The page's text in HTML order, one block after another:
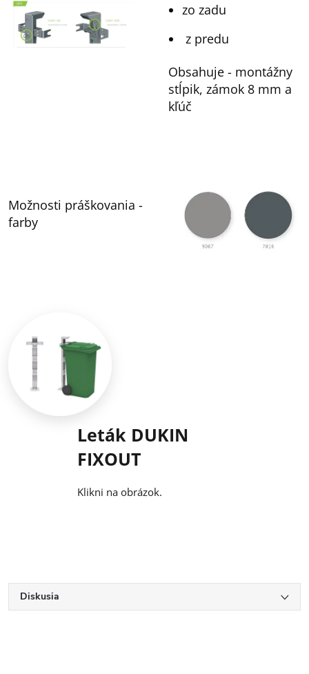
zo zadu
z predu
Obsahuje - montážny
stĺpik, zámok 8 mm a
kľúč
Možnosti práškovania -
farby
Leták DUKIN
FIXOUT
Klikni na obrázok.
Diskusia